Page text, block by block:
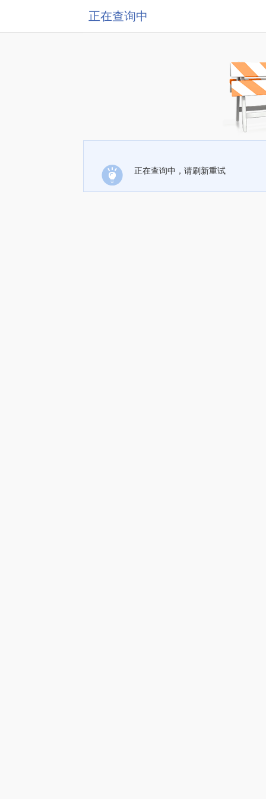
正在查询中
正在查询中，请刷新重试